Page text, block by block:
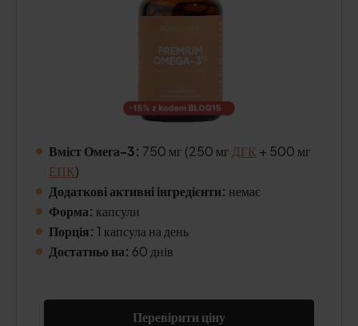
Вміст Омега-3: 750 мг (250 мг ДГК + 500 мг
ЕПК)
Додаткові активні інгредієнти: немає
Форма: капсули
Порція: 1 капсула на день
Достатньо на: 60 днів
Перевірити ціну